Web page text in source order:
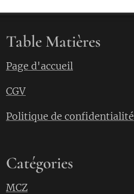
Table Matières
Page d'accueil
CGV
Politique de confidentialité
Catégories
MCZ